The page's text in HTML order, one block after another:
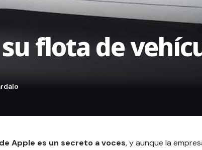
flota de
Apple es un secreto a voces, y aunque la